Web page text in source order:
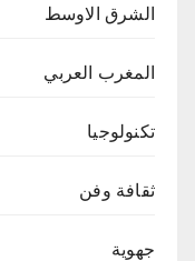
الشرق الاوسط
المغرب العربي
تكنولوجيا
ثقافة وفن
جهوية